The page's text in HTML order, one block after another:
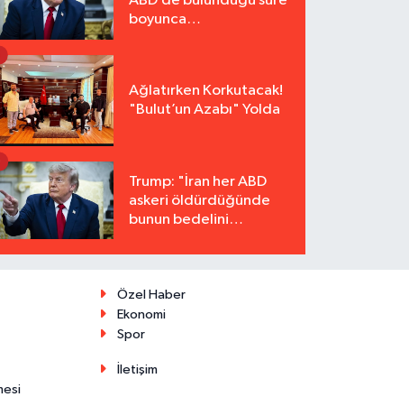
boyunca
Ağlatırken Korkutacak!
"Bulut’un Azabı" Yolda
Trump: "İran her ABD
askeri öldürdüğünde
bunun bedelini
Özel Haber
Ekonomi
Spor
İletişim